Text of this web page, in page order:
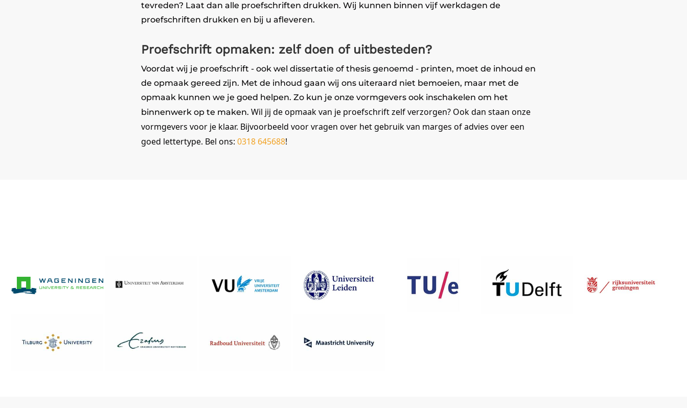
tevreden? Laat dan alle proefschriften drukken. Wij kunnen binnen vijf werkdagen de
proefschriften drukken en bij u afleveren.
Proefschrift opmaken: zelf doen of uitbesteden?
Voordat wij je proefschrift - ook wel dissertatie of thesis genoemd - printen, moet de inhoud en
de opmaak gereed zijn. Met de inhoud gaan wij ons uiteraard niet bemoeien, maar met de
opmaak kunnen we je goed helpen. Zo kun je onze vormgevers ook inschakelen om het
binnenwerk op te maken. Wil jij de opmaak van je proefschrift zelf verzorgen? Ook dan staan onze
vormgevers voor je klaar. Bijvoorbeeld voor vragen over het gebruik van marges of advies over een
goed lettertype. Bel ons: 0318 645688!